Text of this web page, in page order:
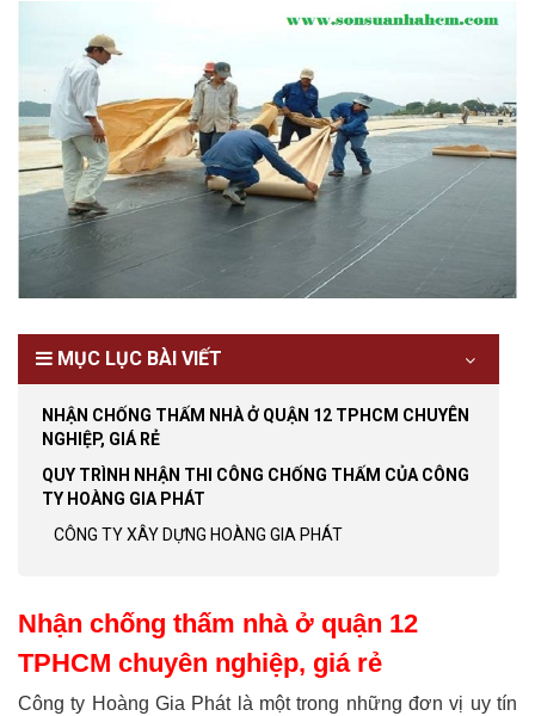
MỤC LỤC BÀI VIẾT
NHẬN CHỐNG THẤM NHÀ Ở QUẬN 12 TPHCM CHUYÊN
NGHIỆP, GIÁ RẺ
QUY TRÌNH NHẬN THI CÔNG CHỐNG THẤM CỦA CÔNG
TY HOÀNG GIA PHÁT
CÔNG TY XÂY DỰNG HOÀNG GIA PHÁT
Nhận chống thấm nhà ở quận 12
TPHCM chuyên nghiệp, giá rẻ
Công ty Hoàng Gia Phát là một trong những đơn vị uy tín